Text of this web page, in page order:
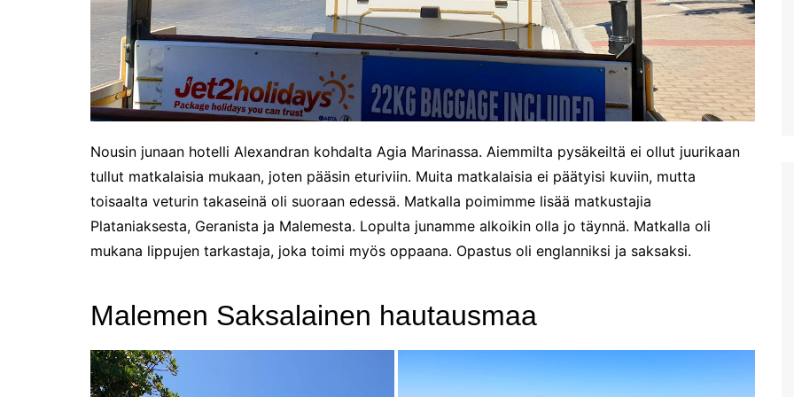
perjantaina 17.1.2025!
Joulutunnelmaa Tuomaan
Markkinoilla
Kenelle sinä sytytät
kynttilän?
Ruoka 2024
Caravan 2024 -messut
Matkamessuilla 2024:
Lauantain tunnelmat
Matkamessut 2024:
pikapalat perjantailta
uimaranta Akrotirillä
Prevelin palmuranta ja
Kourtalioti rotko
Koettua Kreetalla: Paikallinen
Hanian lauantaimarkkinat
Kreetan nähtävyyksiä:
Myyttinen Polyrrhenia
Knossos
Mobiililaajakaistan
Réthymno
Torstaimarkkinat Nea
Nousin junaan hotelli Alexandran kohdalta Agia Marinassa. Aiemmilta pysäkeiltä ei ollut juurikaan
tullut matkalaisia mukaan, joten pääsin eturiviin. Muita matkalaisia ei päätyisi kuviin, mutta
toisaalta veturin takaseinä oli suoraan edessä. Matkalla poimimme lisää matkustajia
Plataniaksesta, Geranista ja Malemesta. Lopulta junamme alkoikin olla jo täynnä. Matkalla oli
mukana lippujen tarkastaja, joka toimi myös oppaana. Opastus oli englanniksi ja saksaksi.
Malemen Saksalainen hautausmaa